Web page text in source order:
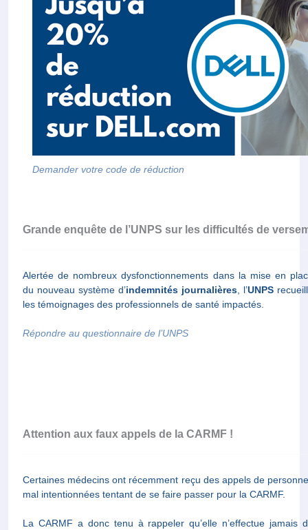
Demander votre code de réduction
Grande enquête de l’UNPS sur les difficultés de
Alertée de nombreux dysfonctionnements dans la mise en
du nouveau système d’indemnités journalières , l’UNPS
les témoignages des professionnels de santé impactés.
Répondre au questionnaire de l’UNPS
Attention aux faux appels de la CARMF !
Certaines médecins ont récemment reçu des appels de
mal intentionnées tentant de se faire passer pour la CARMF.
La CARMF a donc tenu à rappeler qu’elle n’effectue jamais